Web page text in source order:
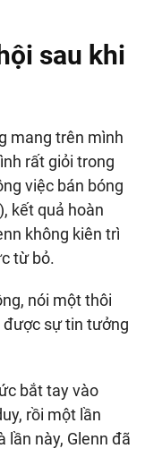
sau khi
mang trên mình
rất giỏi trong
việc bán bóng
kết quả hoàn
không kiên trì
từ bỏ.
nói một thôi
được sự tin tưởng
bắt tay vào
rồi một lần
lần này, Glenn đã